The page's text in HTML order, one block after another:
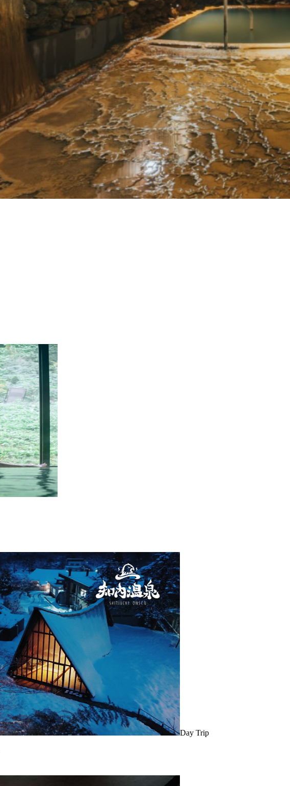
Day Trip